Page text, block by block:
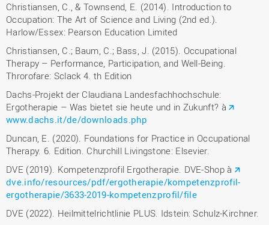
Christiansen, C., & Townsend, E. (2014). Introduction to
Occupation: The Art of Science and Living (2nd ed.).
Harlow/Essex: Pearson Education Limited
Christiansen, C.; Baum, C.; Bass, J. (2015). Occupational
Therapy – Performance, Participation, and Well-Being.
Throrofare: Sclack 4. th Edition
Dachs-Projekt der Claudiana Landesfachhochschule:
Ergotherapie – Was bietet sie heute und in Zukunft? à
www.dachs.it/de/downloads.php
Duncan, E. (2020). Foundations for Practice in Occupational
Therapy. 6. Edition. Churchill Livingstone: Elsevier.
DVE (2019). Kompetenzprofil Ergotherapie. DVE-Shop à
dve.info/resources/pdf/ergotherapie/kompetenzprofil-
ergotherapie/3633-2019-kompetenzprofil/file
DVE (2022). Heilmittelrichtlinie PLUS. Idstein: Schulz-Kirchner.